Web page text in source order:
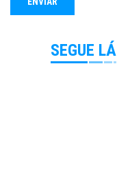
SEGUE LÁ